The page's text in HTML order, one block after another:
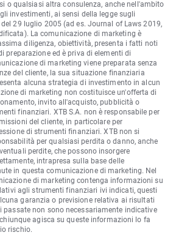
o qualsiasi altra consulenza, anche nell'ambito
investimenti, ai sensi della legge sugli
29 luglio 2005 (ad es. Journal of Laws 2019,
La comunicazione di marketing è
diligenza, obiettività, presenta i fatti noti
preparazione ed è priva di elementi di
di marketing viene preparata senza
del cliente, la sua situazione finanziaria
alcuna strategia di investimento in alcun
di marketing non costituisce un'offerta di
invito all'acquisto, pubblicità o
finanziari. XTB S.A. non è responsabile per
del cliente, in particolare per
di strumenti finanziari. XTB non si
per qualsiasi perdita o danno, anche
perdite, che possono insorgere
intrapresa sulla base delle
in questa comunicazione di marketing. Nel
di marketing contenga informazioni su
agli strumenti finanziari ivi indicati, questi
garanzia o previsione relativa ai risultati
passate non sono necessariamente indicative
agisca su queste informazioni lo fa
rischio.